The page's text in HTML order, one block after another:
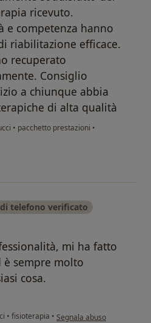
ricevuto.
e competenza hanno
riabilitazione efficace.
recuperato
Consiglio
a chiunque abbia
di alta qualità
• pacchetto prestazioni •
telefono verificato
mi ha fatto
sempre molto
cosa.
• fisioterapia • secondo l'opinione
Segnala abuso